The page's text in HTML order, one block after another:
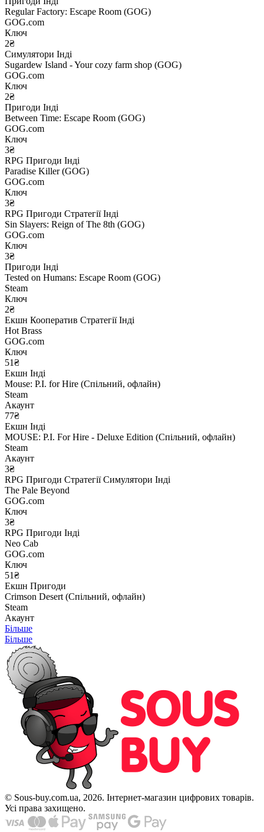
Regular Factory: Escape Room (GOG)
GOG.com
Ключ
2₴
Симулятори Інді
Sugardew Island - Your cozy farm shop (GOG)
GOG.com
Ключ
2₴
Пригоди Інді
Between Time: Escape Room (GOG)
GOG.com
Ключ
3₴
RPG Пригоди Інді
Paradise Killer (GOG)
GOG.com
Ключ
3₴
RPG Пригоди Стратегії Інді
Sin Slayers: Reign of The 8th (GOG)
GOG.com
Ключ
3₴
Пригоди Інді
Tested on Humans: Escape Room (GOG)
Steam
Ключ
2₴
Екшн Кооператив Стратегії Інді
Hot Brass
GOG.com
Ключ
51₴
Екшн Інді
Mouse: P.I. for Hire (Спільний, офлайн)
Steam
Акаунт
77₴
Екшн Інді
MOUSE: P.I. For Hire - Deluxe Edition (Спільний, офлайн)
Steam
Акаунт
3₴
RPG Пригоди Стратегії Симулятори Інді
The Pale Beyond
GOG.com
Ключ
3₴
RPG Пригоди Інді
Neo Cab
GOG.com
Ключ
51₴
Екшн Пригоди
Crimson Desert (Спільний, офлайн)
Steam
Акаунт
Більше
Більше
© Sous-buy.com.ua, 2026. Інтернет-магазин цифрових товарів.
Усі права захищено.